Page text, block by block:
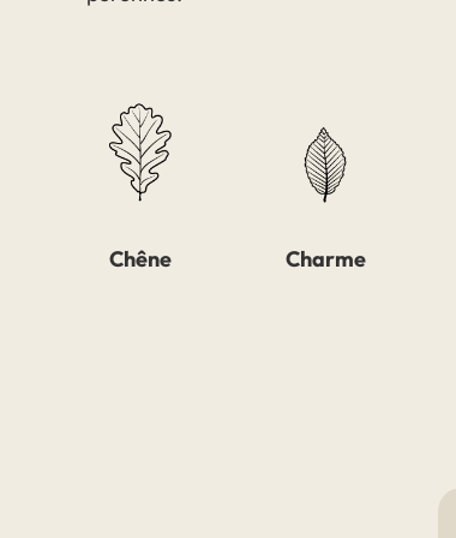
Chêne Charme